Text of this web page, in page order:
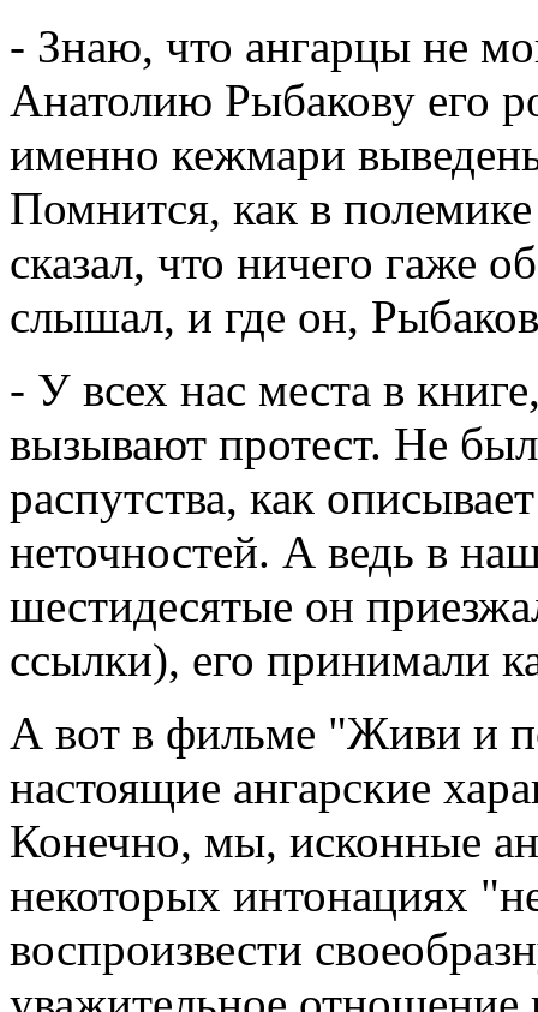
- Знаю, что ангарцы не
Анатолию Рыбакову его
именно кежмари
Помнится, как в
сказал, что ничего гаже
слышал, и где он,
- У всех нас места в
вызывают протест. Не
распутства, как
неточностей. А ведь в
шестидесятые он
ссылки), его принимали
А вот в фильме "Живи и
настоящие ангарские
Конечно, мы, исконные
некоторых интонациях
воспроизвести